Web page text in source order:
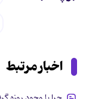
اخبار مرتبط